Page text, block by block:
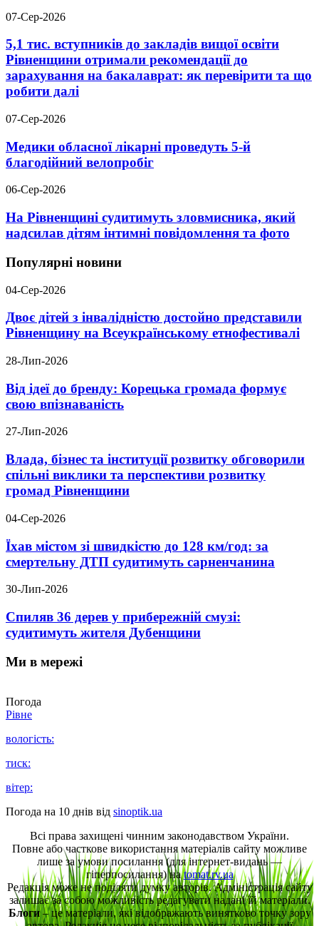
07-Сер-2026
5,1 тис. вступників до закладів вищої освіти
Рівненщини отримали рекомендації до
зарахування на бакалаврат: як перевірити та що
робити далі
07-Сер-2026
Медики обласної лікарні проведуть 5-й
благодійний велопробіг
06-Сер-2026
На Рівненщині судитимуть зловмисника, який
надсилав дітям інтимні повідомлення та фото
Популярні новини
04-Сер-2026
Двоє дітей з інвалідністю достойно представили
Рівненщину на Всеукраїнському етнофестивалі
28-Лип-2026
Від ідеї до бренду: Корецька громада формує
свою впізнаваність
27-Лип-2026
Влада, бізнес та інституції розвитку обговорили
спільні виклики та перспективи розвитку
громад Рівненщини
04-Сер-2026
Їхав містом зі швидкістю до 128 км/год: за
смертельну ДТП судитимуть сарненчанина
30-Лип-2026
Спиляв 36 дерев у прибережній смузі:
судитимуть жителя Дубенщини
Ми в мережі
Погода
Рівне
вологість:
тиск:
вітер:
Погода на 10 днів від sinoptik.ua
Всі права захищені чинним законодавством України.
Повне або часткове використання матеріалів сайту можливе
лише за умови посилання (для інтернет-видань —
гіперпосилання) наtomat.rv.ua
Редакція може не поділяти думку авторів. Адміністрація сайту
залишає за собою можливість редагувати надані їй матеріали.
Блоги– це матеріали, які відображають винятково точку зору